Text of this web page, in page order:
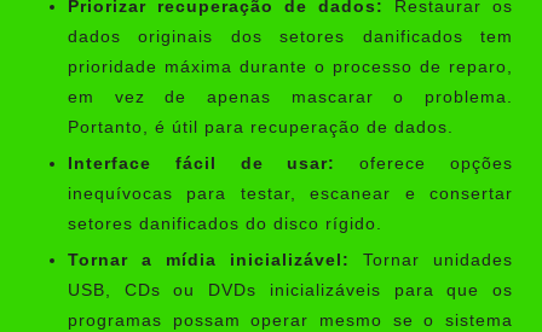
Priorizar recuperação de dados:
Restaurar os
dados originais dos setores danificados tem
prioridade máxima durante o processo de reparo,
em vez de apenas mascarar o problema.
Portanto, é útil para recuperação de dados.
Interface fácil de usar:
oferece opções
inequívocas para testar, escanear e consertar
setores danificados do disco rígido.
Tornar a mídia inicializável:
Tornar unidades
USB, CDs ou DVDs inicializáveis ​​para que os
programas possam operar mesmo se o sistema